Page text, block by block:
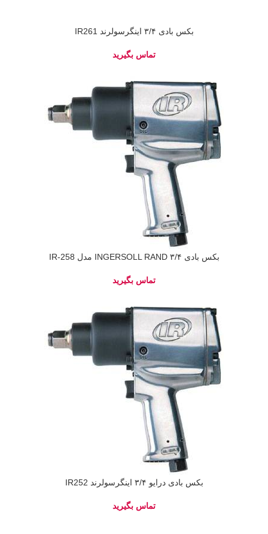
بکس بادی ۳/۴ اینگرسولرند IR261
بکس بادی ۳/۴ INGERSOLL RAND مدل IR-258
بکس بادی درایو ۳/۴ اینگرسولرند IR252